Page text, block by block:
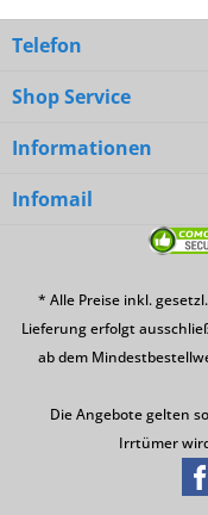
Telefon
Shop Service
Informationen
Infomail
* Alle Preise inkl.
Lieferung erfolgt
ab dem
Die Angebote gelten
Irrtümer